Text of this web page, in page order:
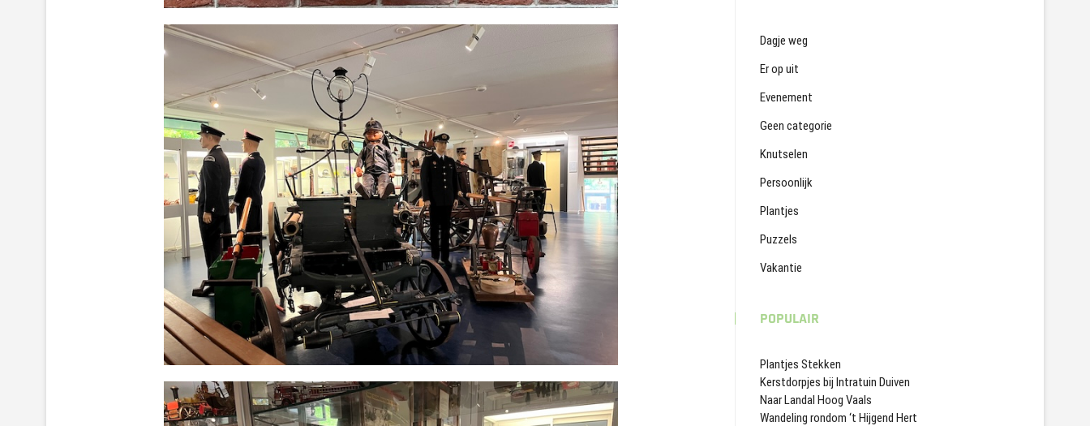
Dagje weg
Er op uit
Evenement
Geen categorie
Knutselen
Persoonlijk
Plantjes
Puzzels
Vakantie
POPULAIR
Plantjes Stekken
Kerstdorpjes bij Intratuin Duiven
Naar Landal Hoog Vaals
Wandeling rondom ‘t Hijgend Hert